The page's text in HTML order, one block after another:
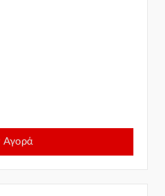
Αγορά